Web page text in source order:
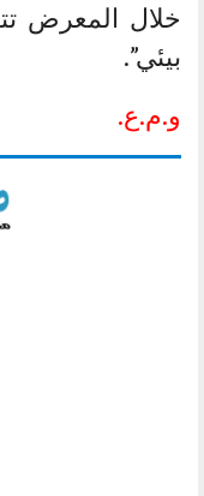
خلال المعرض
بيئي”.
و.م.ع.